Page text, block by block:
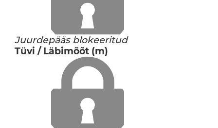
Juurdepääs blokeeritud
Tüvi / Läbimõõt (m)